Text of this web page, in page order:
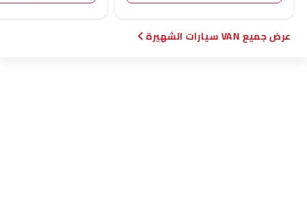
VAN سيارات الشهيرة